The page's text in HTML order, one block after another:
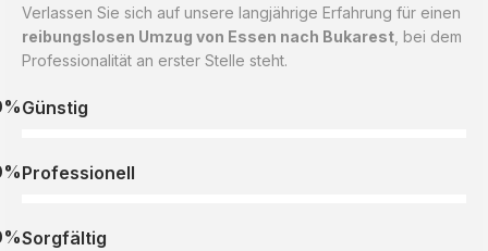
Verlassen Sie sich auf unsere langjährige Erfahrung für einen
reibungslosen Umzug von Essen nach Bukarest , bei dem
Professionalität an erster Stelle steht.
Günstig
Professionell
Sorgfältig